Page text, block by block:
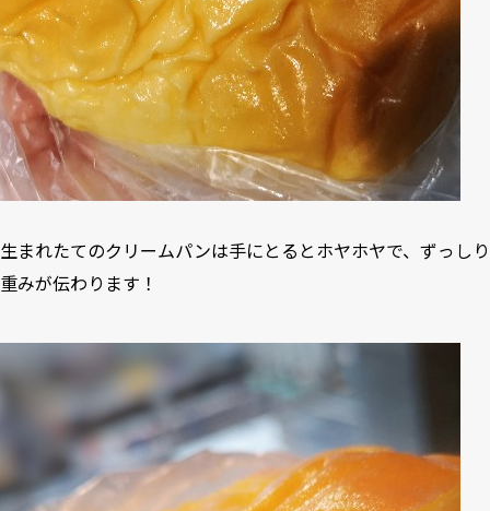
生まれたてのクリームパンは手にとるとホヤホヤで、ずっしり
重みが伝わります！